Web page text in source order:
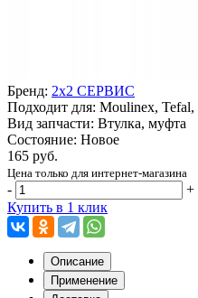
Бренд: 2x2 СЕРВИС
Подходит для: Moulinex, Tefal,
Вид запчасти: Втулка, муфта
Состояние: Новое
165 руб.
Цена только для интернет-магазина
- +
Купить в 1 клик
Описание
Применение